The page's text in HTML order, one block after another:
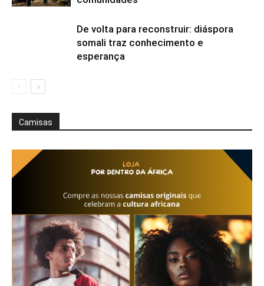
De volta para reconstruir: diáspora
somali traz conhecimento e
esperança
Camisas